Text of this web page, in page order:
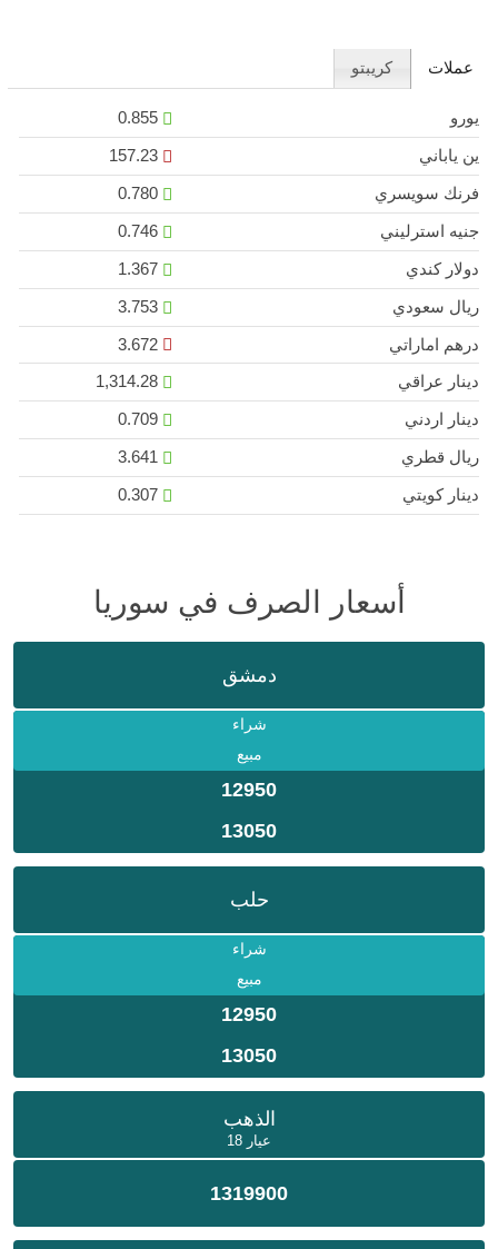
عملات كريبتو
يورو
0.855
ين ياباني
157.23
فرنك سويسري
0.780
جنيه استرليني
0.746
دولار كندي
1.367
ريال سعودي
3.753
درهم اماراتي
3.672
دينار عراقي
1,314.28
دينار اردني
0.709
ريال قطري
دينار كويتي
0.307
أسعار الصرف في سوريا
دمشق
شراء
مبيع
12950
13050
حلب
شراء
مبيع
12950
13050
الذهب
عيار 18
1319900